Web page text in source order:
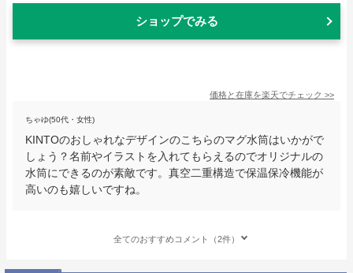
ショップでみる
価格と在庫を楽天でチェック >>
ちゃゆ(50代・女性)
KINTOのおしゃれなデザインのこちらのマグ水筒はいかがで
しょう？名前やイラストを入れてもらえるのでオリジナルの
水筒にできるのが素敵です。真空二重構造で保温保冷機能が
高いのも嬉しいですね。
全てのおすすめコメント（2件）